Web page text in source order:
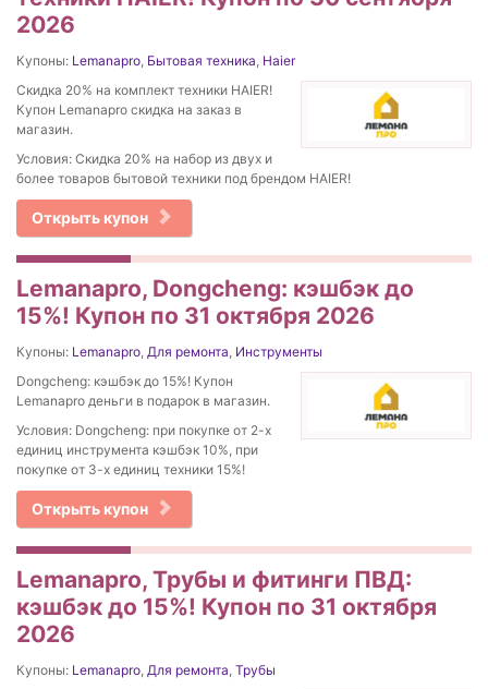
2026
Купоны: Lemanapro, Бытовая техника, Haier
Скидка 20% на комплект техники HAIER!
Купон Lemanapro скидка на заказ в
магазин.
Условия: Скидка 20% на набор из двух и
более товаров бытовой техники под брендом HAIER!
Открыть купон
Lemanapro, Dongcheng: кэшбэк до
15%! Купон по 31 октября 2026
Купоны: Lemanapro, Для ремонта, Инструменты
Dongcheng: кэшбэк до 15%! Купон
Lemanapro деньги в подарок в магазин.
Условия: Dongcheng: при покупке от 2-х
единиц инструмента кэшбэк 10%, при
покупке от 3-х единиц техники 15%!
Открыть купон
Lemanapro, Трубы и фитинги ПВД:
кэшбэк до 15%! Купон по 31 октября
2026
Купоны: Lemanapro, Для ремонта, Трубы